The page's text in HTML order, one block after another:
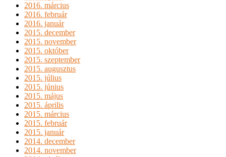
2016. március
2016. február
2016. január
2015. december
2015. november
2015. október
2015. szeptember
2015. augusztus
2015. július
2015. június
2015. május
2015. április
2015. március
2015. február
2015. január
2014. december
2014. november